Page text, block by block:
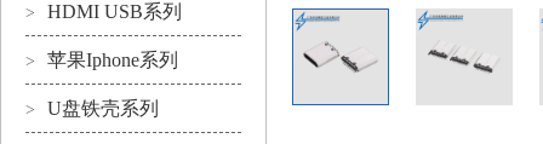
> HDMI USB系列
> 苹果Iphone系列
> U盘铁壳系列